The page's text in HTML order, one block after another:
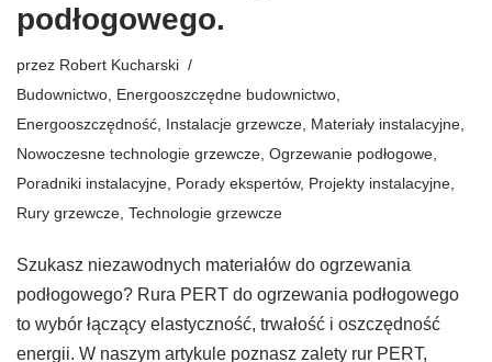
podłogowego.
przez Robert Kucharski
Budownictwo Energooszczędne budownictwo
Energooszczędność Instalacje grzewcze Materiały instalacyjne
Nowoczesne technologie grzewcze Ogrzewanie podłogowe
Poradniki instalacyjne Porady ekspertów, Projekty instalacyjne
Rury grzewcze Technologie grzewcze
Szukasz niezawodnych materiałów do ogrzewania
podłogowego? Rura PERT do ogrzewania podłogowego
to wybór łączący elastyczność, trwałość i oszczędność
energii. W naszym artykule poznasz zalety rur PERT,